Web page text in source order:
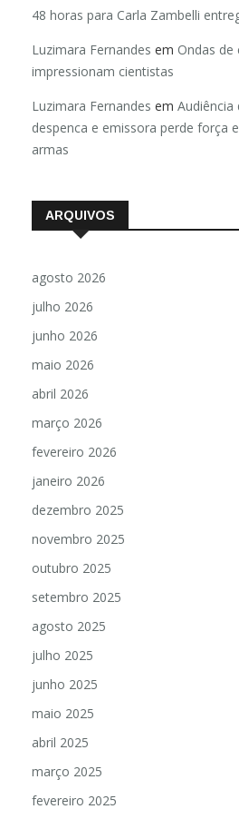
48 horas para Carla Zambelli
Luzimara Fernandes em Ondas
impressionam cientistas
Luzimara Fernandes em Audiência
despenca e emissora perde força
armas
ARQUIVOS
agosto 2026
julho 2026
junho 2026
maio 2026
abril 2026
março 2026
fevereiro 2026
janeiro 2026
dezembro 2025
novembro 2025
outubro 2025
setembro 2025
agosto 2025
julho 2025
junho 2025
maio 2025
abril 2025
março 2025
fevereiro 2025